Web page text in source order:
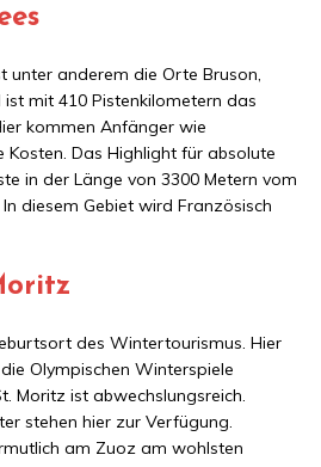
unter anderem die Orte Bruson,
mit 410 Pistenkilometern das
kommen Anfänger wie
Das Highlight für absolute
in der Länge von 3300 Metern vom
diesem Gebiet wird Französisch
des Wintertourismus. Hier
Olympischen Winterspiele
Moritz ist abwechslungsreich.
stehen hier zur Verfügung.
am Zuoz am wohlsten